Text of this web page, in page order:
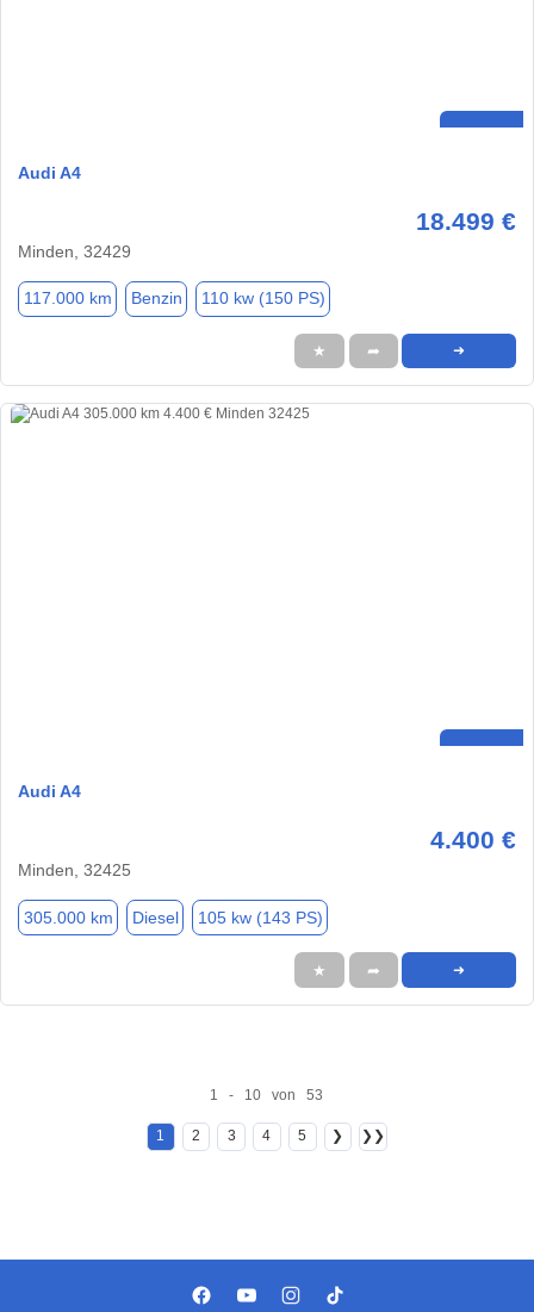
Audi A4
18.499 €
Minden, 32429
117.000 km Benzin 110 kw (150 PS)
★ ➦ ➜
Audi A4
4.400 €
Minden, 32425
305.000 km Diesel 105 kw (143 PS)
★ ➦ ➜
1 - 10 von 53
1 2 3 4 5 ❯ ❯❯